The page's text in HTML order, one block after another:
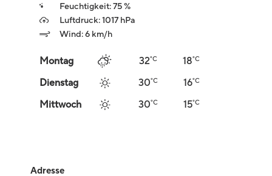
Feuchtigkeit: 75 %
Luftdruck: 1017 hPa
Wind: 6 km/h
Montag 32°C 18°C
Dienstag 30°C 16°C
Mittwoch 30°C 15°C
Adresse